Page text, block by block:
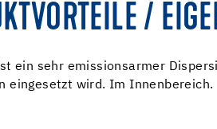
/
ein sehr emissionsarmer
eingesetzt wird. Im Innenbereich.